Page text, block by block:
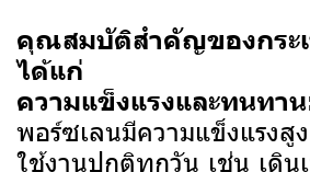
คุณสมบัติสำคัญของกระ
ได้แก่
ความแข็งแรงและทนทา
พอร์ซเลนมีความแข็งแรง
ใช้งานปกติทุกวัน เช่น เดิน